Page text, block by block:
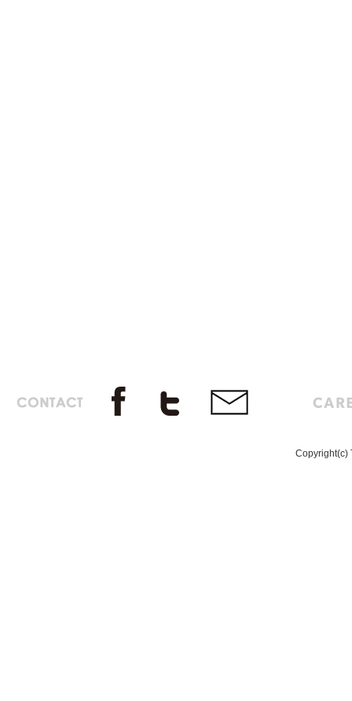
Copyright(c)